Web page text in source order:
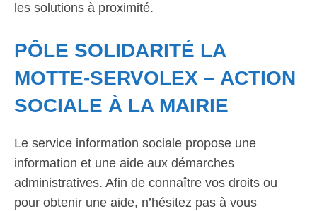
les solutions à proximité.
PÔLE SOLIDARITÉ LA
MOTTE-SERVOLEX – ACTION
SOCIALE À LA MAIRIE
Le service information sociale propose une
information et une aide aux démarches
administratives. Afin de connaître vos droits ou
pour obtenir une aide, n’hésitez pas à vous